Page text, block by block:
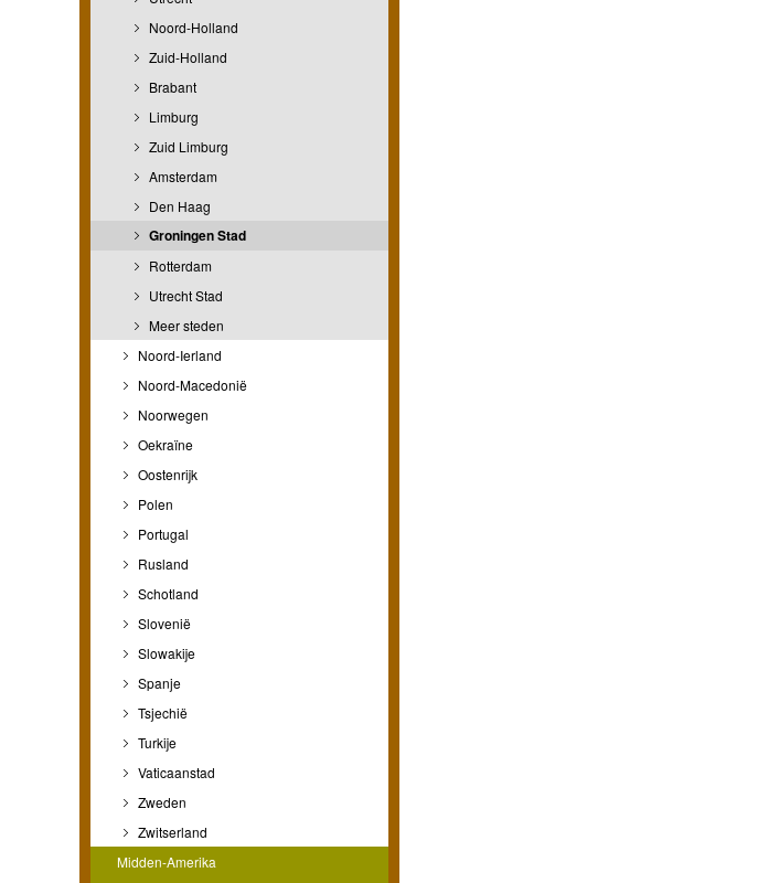
Noord-Holland
Zuid-Holland
Brabant
Limburg
Zuid Limburg
Amsterdam
Den Haag
Groningen Stad
Rotterdam
Utrecht Stad
Meer steden
Noord-Ierland
Noord-Macedonië
Noorwegen
Oekraïne
Oostenrijk
Polen
Portugal
Rusland
Schotland
Slovenië
Slowakije
Spanje
Tsjechië
Turkije
Vaticaanstad
Zweden
Zwitserland
Midden-Amerika